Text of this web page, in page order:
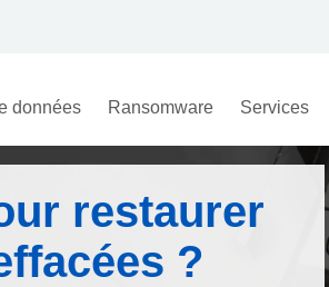
données Ransomware Services
restaurer
?